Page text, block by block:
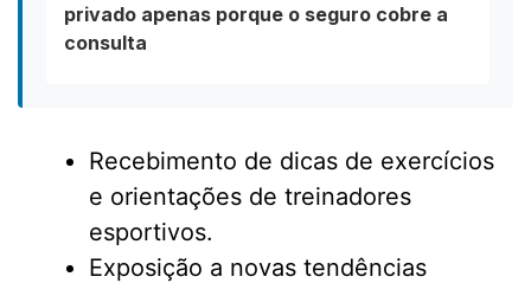
privado apenas porque o seguro cobre a
consulta
Recebimento de dicas de exercícios
e orientações de treinadores
esportivos.
Exposição a novas tendências